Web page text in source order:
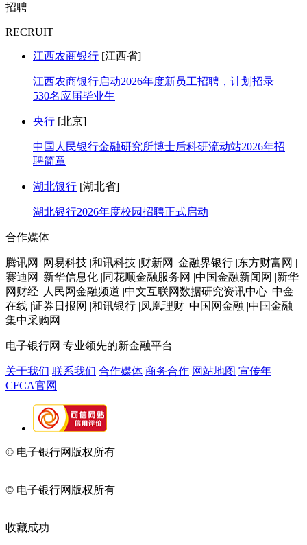
招聘
RECRUIT
江西农商银行 [江西省]
江西农商银行启动2026年度新员工招聘，计划招录
530名应届毕业生
央行 [北京]
中国人民银行金融研究所博士后科研流动站2026年招
聘简章
湖北银行 [湖北省]
湖北银行2026年度校园招聘正式启动
合作媒体
腾讯网 |网易科技 |和讯科技 |财新网 |金融界银行 |东方财富网 |
赛迪网 |新华信息化 |同花顺金融服务网 |中国金融新闻网 |新华
网财经 |人民网金融频道 |中文互联网数据研究资讯中心 |中金
在线 |证券日报网 |和讯银行 |凤凰理财 |中国网金融 |中国金融
集中采购网
电子银行网 专业领先的新金融平台
关于我们 联系我们 合作媒体 商务合作 网站地图 宣传年
CFCA官网
© 电子银行网版权所有
© 电子银行网版权所有
收藏成功